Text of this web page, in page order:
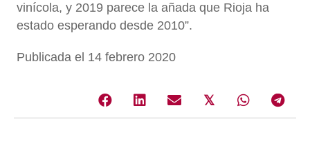
vinícola, y 2019 parece la añada que Rioja ha
estado esperando desde 2010”.
Publicada el 14 febrero 2020
𝕏